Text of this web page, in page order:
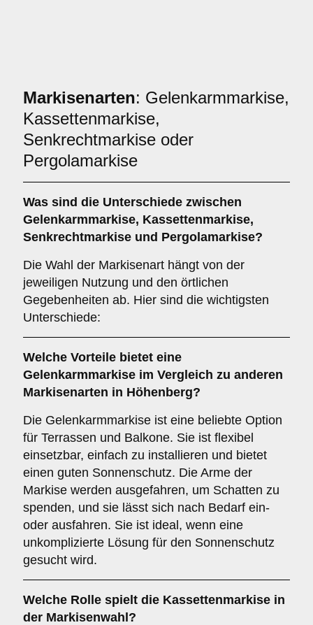
Markisenarten: Gelenkarmmarkise,
Kassettenmarkise,
Senkrechtmarkise oder
Pergolamarkise
Was sind die Unterschiede zwischen
Gelenkarmmarkise, Kassettenmarkise,
Senkrechtmarkise und Pergolamarkise?
Die Wahl der Markisenart hängt von der
jeweiligen Nutzung und den örtlichen
Gegebenheiten ab. Hier sind die wichtigsten
Unterschiede:
Welche Vorteile bietet eine
Gelenkarmmarkise im Vergleich zu anderen
Markisenarten in Höhenberg?
Die Gelenkarmmarkise ist eine beliebte Option
für Terrassen und Balkone. Sie ist flexibel
einsetzbar, einfach zu installieren und bietet
einen guten Sonnenschutz. Die Arme der
Markise werden ausgefahren, um Schatten zu
spenden, und sie lässt sich nach Bedarf ein-
oder ausfahren. Sie ist ideal, wenn eine
unkomplizierte Lösung für den Sonnenschutz
gesucht wird.
Welche Rolle spielt die Kassettenmarkise in
der Markisenwahl?